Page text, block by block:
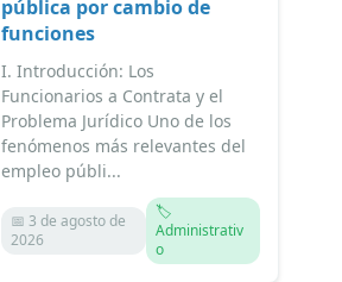
pública por cambio de
funciones
I. Introducción: Los
Funcionarios a Contrata y el
Problema Jurídico Uno de los
fenómenos más relevantes del
empleo públi...
📅 3 de agosto de
2026
🏷️
Administrativ
o